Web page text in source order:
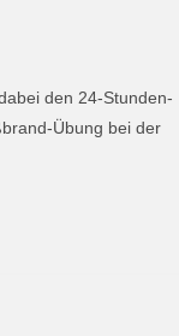
den 24-Stunden-
Übung bei der